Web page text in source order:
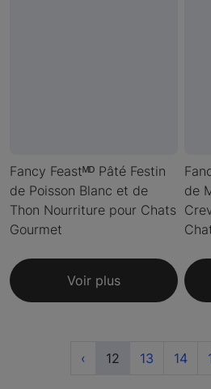
Fancy Feastᴹᴰ Pâté Festin
de Poisson Blanc et de
Thon Nourriture pour Chats
Gourmet
Voir plus
de
‹ Previous
12 (current)
13 14